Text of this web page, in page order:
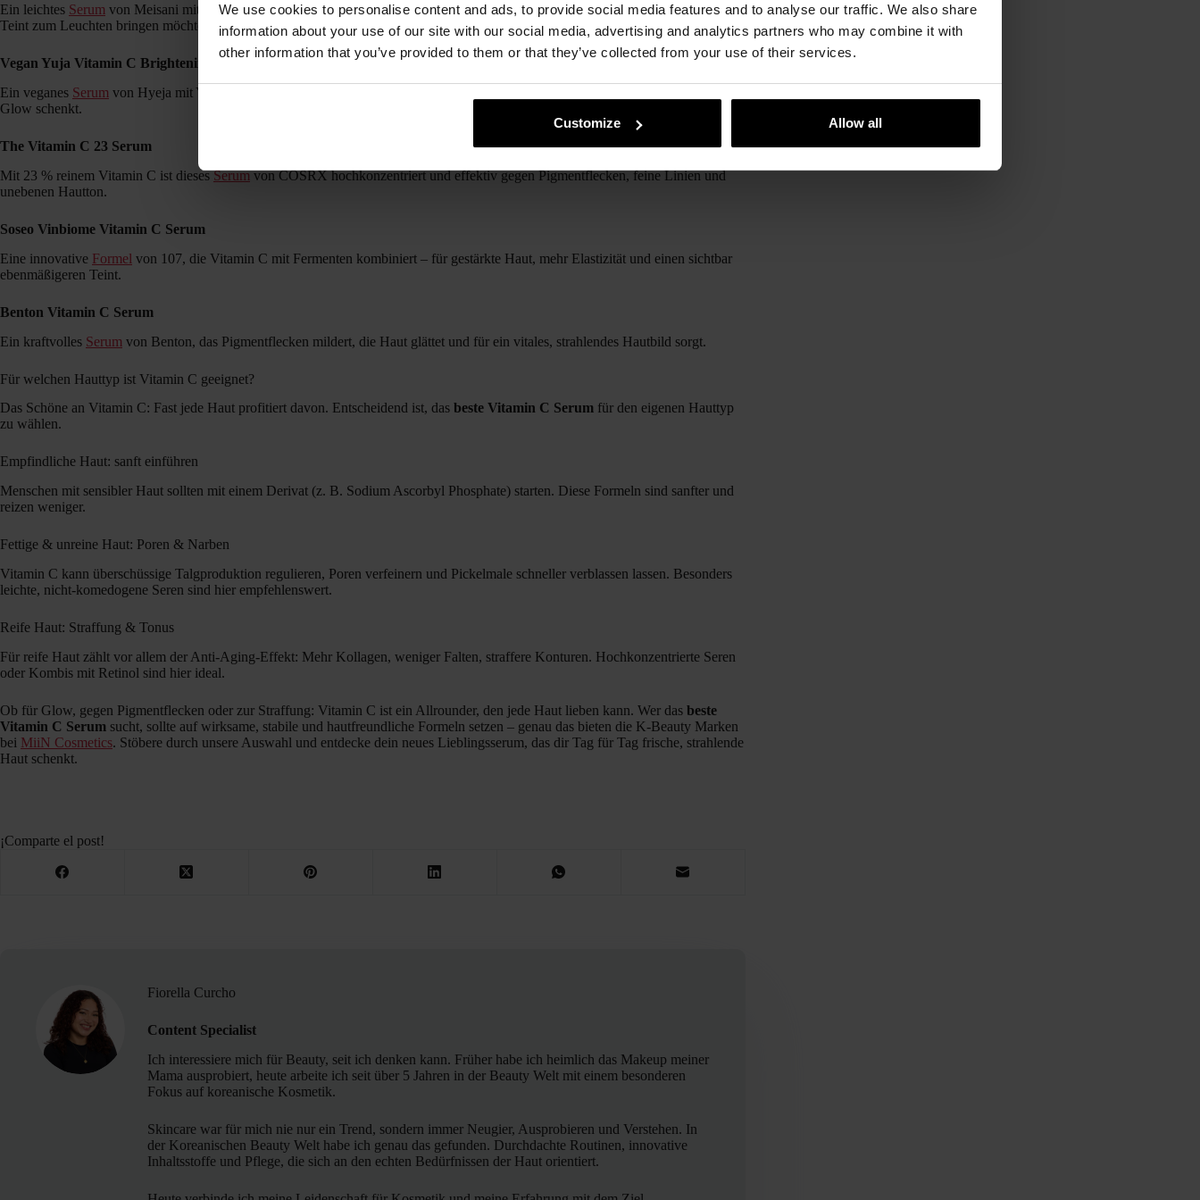
We use cookies to personalise content and ads, to provide social media features and to analyse our traffic. We also share
information about your use of our site with our social media, advertising and analytics partners who may combine it with
other information that you’ve provided to them or that they’ve collected from your use of their services.
Customize Allow all
Ein leichtes Serum von Meisani mit stabilisiertem Vitamin C, das die Haut sofort strahlender wirken lässt. Ideal für alle, die ihren
Teint zum Leuchten bringen möchten.
Vegan Yuja Vitamin C Brightening Serum
Ein veganes Serum von Hyeja mit Yuja-Extrakt, das fahle Haut revitalisiert, Pigmentflecken aufhellt und einen fruchtig-frischen
Glow schenkt.
The Vitamin C 23 Serum
Mit 23 % reinem Vitamin C ist diesesSerumvon COSRX hochkonzentriert und effektiv gegen Pigmentflecken, feine Linien und
unebenen Hautton.
Soseo Vinbiome Vitamin C Serum
Eine innovative Formel von 107, die Vitamin C mit Fermenten kombiniert – für gestärkte Haut, mehr Elastizität und einen sichtbar
ebenmäßigeren Teint.
Benton Vitamin C Serum
Ein kraftvolles Serum von Benton, das Pigmentflecken mildert, die Haut glättet und für ein vitales, strahlendes Hautbild sorgt.
Für welchen Hauttyp ist Vitamin C geeignet?
Das Schöne an Vitamin C: Fast jede Haut profitiert davon. Entscheidend ist, das beste Vitamin C Serum für den eigenen Hauttyp
zu wählen.
Empfindliche Haut: sanft einführen
Menschen mit sensibler Haut sollten mit einem Derivat (z. B. Sodium Ascorbyl Phosphate) starten. Diese Formeln sind sanfter und
reizen weniger.
Fettige & unreine Haut: Poren & Narben
Vitamin C kann überschüssige Talgproduktion regulieren, Poren verfeinern und Pickelmale schneller verblassen lassen. Besonders
leichte, nicht-komedogene Seren sind hier empfehlenswert.
Reife Haut: Straffung & Tonus
Für reife Haut zählt vor allem der Anti-Aging-Effekt: Mehr Kollagen, weniger Falten, straffere Konturen. Hochkonzentrierte Seren
oder Kombis mit Retinol sind hier ideal.
Ob für Glow, gegen Pigmentflecken oder zur Straffung: Vitamin C ist ein Allrounder, den jede Haut lieben kann. Wer das beste
Vitamin C Serum sucht, sollte auf wirksame, stabile und hautfreundliche Formeln setzen – genau das bieten die K-Beauty Marken
bei MiiN Cosmetics. Stöbere durch unsere Auswahl und entdecke dein neues Lieblingsserum, das dir Tag für Tag frische, strahlende
Haut schenkt.
¡Comparte el post!
Fiorella Curcho
Content Specialist
Ich interessiere mich für Beauty, seit ich denken kann. Früher habe ich heimlich das Makeup meiner
Mama ausprobiert, heute arbeite ich seit über 5 Jahren in der Beauty Welt mit einem besonderen
Fokus auf koreanische Kosmetik.
Skincare war für mich nie nur ein Trend, sondern immer Neugier, Ausprobieren und Verstehen. In
der Koreanischen Beauty Welt habe ich genau das gefunden. Durchdachte Routinen, innovative
Inhaltsstoffe und Pflege, die sich an den echten Bedürfnissen der Haut orientiert.